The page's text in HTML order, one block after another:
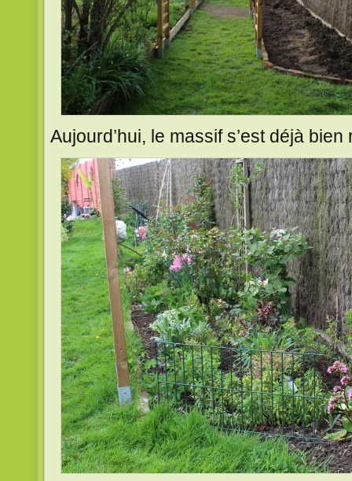
Aujourd’hui, le massif s’est déjà bien